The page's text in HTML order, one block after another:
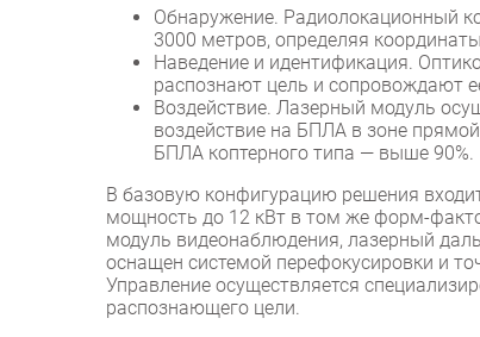
Обнаружение. Радиолокационный
3000 метров, определяя
Наведение и идентификация.
распознают цель и сопровождают
Воздействие. Лазерный модуль
воздействие на БПЛА в зоне
БПЛА коптерного типа — выше 90%.
В базовую конфигурацию решения
мощность до 12 кВт в том же форм-
модуль видеонаблюдения, лазерный
оснащен системой перефокусировки и
Управление осуществляется
распознающего цели.